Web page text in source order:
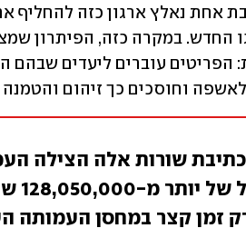
וחוסכים כך זיהום והטמנה
זמן קצר במחסן העמותה